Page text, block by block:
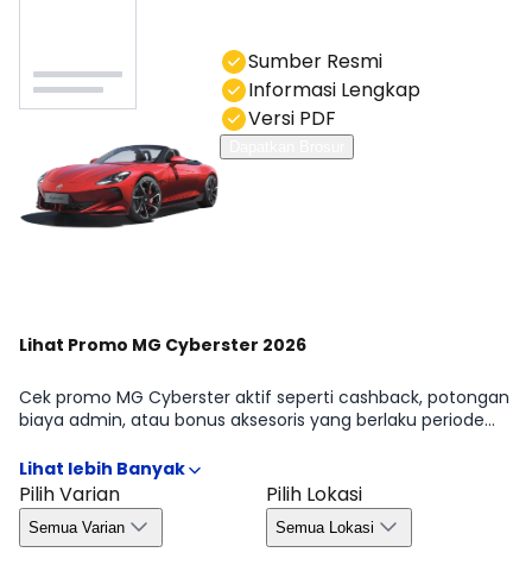
Sumber Resmi
Informasi Lengkap
Versi PDF
Lihat Promo MG Cyberster 2026
Cek promo MG Cyberster aktif seperti cashback, potongan
biaya admin, atau bonus aksesoris yang berlaku periode
agar kamu bisa mengambil keputusan dengan cepat dan
efisien. Detail kuota, wilayah, dan masa berlaku tersedia di
halaman Promo MG Cyberster 2026.
Pilih Varian
Semua Varian
Pilih Lokasi
Semua Lokasi